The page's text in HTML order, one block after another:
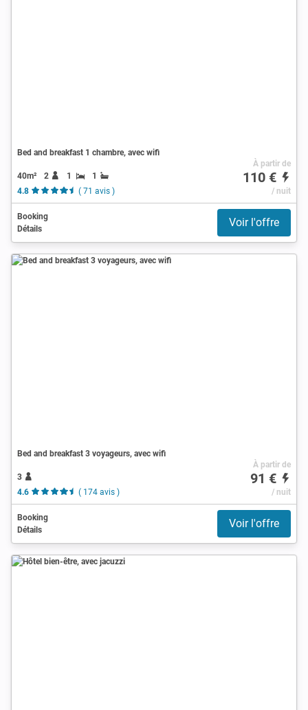
Bed and breakfast 1 chambre, avec wifi
40m² 2 1
1
4.8
( 71 avis )
À partir de
110 €
/ nuit
Booking
Détails
Voir l'offre
Bed and breakfast 3 voyageurs, avec wifi
3
4.6
( 174 avis )
À partir de
91 €
/ nuit
Booking
Détails
Voir l'offre